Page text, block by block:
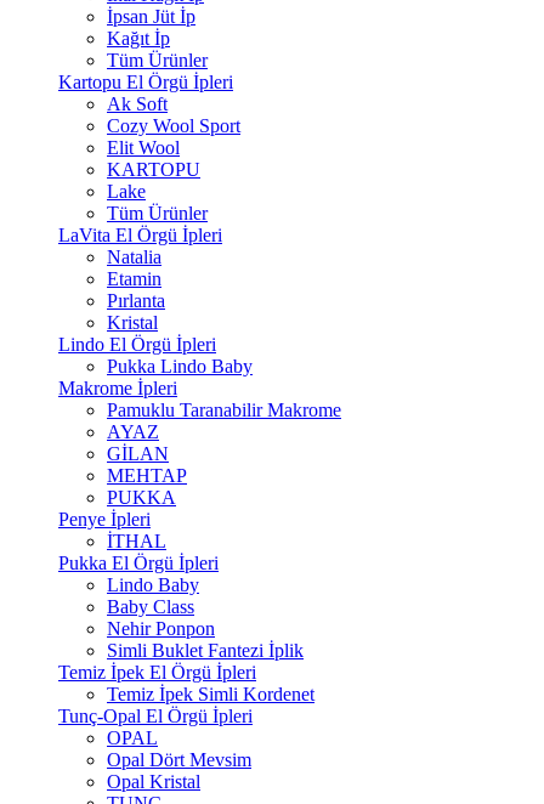
İpsan Jüt İp
Kağıt İp
Tüm Ürünler
Kartopu El Örgü İpleri
Ak Soft
Cozy Wool Sport
Elit Wool
KARTOPU
Lake
Tüm Ürünler
LaVita El Örgü İpleri
Natalia
Etamin
Pırlanta
Kristal
Lindo El Örgü İpleri
Pukka Lindo Baby
Makrome İpleri
Pamuklu Taranabilir Makrome
AYAZ
GİLAN
MEHTAP
PUKKA
Penye İpleri
İTHAL
Pukka El Örgü İpleri
Lindo Baby
Baby Class
Nehir Ponpon
Simli Buklet Fantezi İplik
Temiz İpek El Örgü İpleri
Temiz İpek Simli Kordenet
Tunç-Opal El Örgü İpleri
OPAL
Opal Dört Mevsim
Opal Kristal